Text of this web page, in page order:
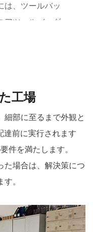
は、ツールバッ
ツールバッグ、
ツールバックパ
管工、建設業者、
ズを満たすソフ
製品範囲を取り揃
工場
細部に至るまで外観と
達前に実行されます
件を満たします。
た場合は、解決策につ
。